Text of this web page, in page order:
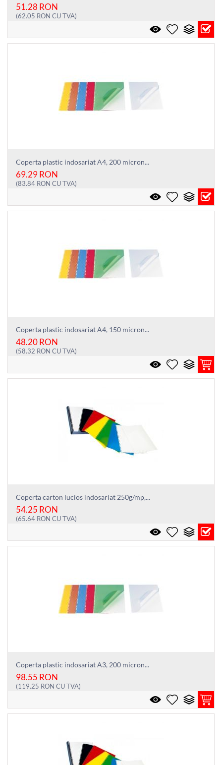
51.28 RON
(62.05 RON CU TVA)
Coperta plastic indosariat A4, 200 micron...
69.29RON
(83.84 RON CU TVA)
Coperta plastic indosariat A4, 150 micron...
48.20RON
(58.32 RON CU TVA)
Coperta carton lucios indosariat 250g/mp,...
54.25 RON
(65.64 RON CU TVA)
Coperta plastic indosariat A3, 200 micron...
98.55 RON
(119.25 RON CU TVA)